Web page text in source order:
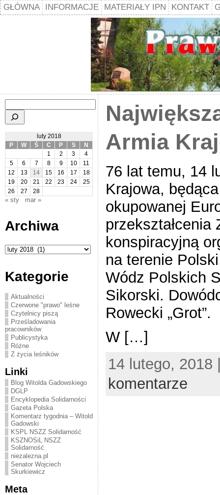
GŁÓWNA INFORMACJE MATERIAŁY IPN KONTAKT
luty 2018
P
W Ś C P S
N
1
2 3
4
5
6 7 8 9 10
11
12
13 14 15 16 17
18
19
20 21 22 23 24
25
26
27 28
« sty mar »
Archiwa
Archiwa
Kategorie
Aktualności
Czerwone "prawo" leśne
Czytelnicy piszą
Prześladowania
pracowników
Publicystyka
Różne
Z życia leśników
Linki
Blog Witolda Gadowskiego
DGLP
Encyklopedia Solidarności
Gazeta Polska
Komentarz tygodnia – Witold
Gadowski
KSPL NSZZ Solidarność
KSZNOSiL NSZZ
Solidarność
niezalezna.pl
Senator Wojciech
Skurkiewicz
Meta
Armia
76 lat temu, 14
Krajowa,
okupowanej
konspiracyjną
na terenie
Wódz Polskich
Sikorski.
Rowecki „Grot”.
W […]
14 lutego,
komentarze